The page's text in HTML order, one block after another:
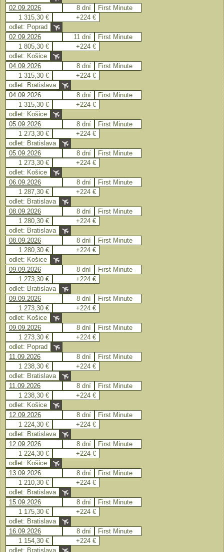
02.09.2026
8 dní
First Minute
1 315,30 €
+224 €
odlet: Poprad
02.09.2026
11 dní
First Minute
1 805,30 €
+224 €
odlet: Košice
04.09.2026
8 dní
First Minute
1 315,30 €
+224 €
odlet: Bratislava
04.09.2026
8 dní
First Minute
1 315,30 €
+224 €
odlet: Košice
05.09.2026
8 dní
First Minute
1 273,30 €
+224 €
odlet: Bratislava
05.09.2026
8 dní
First Minute
1 273,30 €
+224 €
odlet: Košice
06.09.2026
8 dní
First Minute
1 287,30 €
+224 €
odlet: Bratislava
08.09.2026
8 dní
First Minute
1 280,30 €
+224 €
odlet: Bratislava
08.09.2026
8 dní
First Minute
1 280,30 €
+224 €
odlet: Košice
09.09.2026
8 dní
First Minute
1 273,30 €
+224 €
odlet: Bratislava
09.09.2026
8 dní
First Minute
1 273,30 €
+224 €
odlet: Košice
09.09.2026
8 dní
First Minute
1 273,30 €
+224 €
odlet: Poprad
11.09.2026
8 dní
First Minute
1 238,30 €
+224 €
odlet: Bratislava
11.09.2026
8 dní
First Minute
1 238,30 €
+224 €
odlet: Košice
12.09.2026
8 dní
First Minute
1 224,30 €
+224 €
odlet: Bratislava
12.09.2026
8 dní
First Minute
1 224,30 €
+224 €
odlet: Košice
13.09.2026
8 dní
First Minute
1 210,30 €
+224 €
odlet: Bratislava
15.09.2026
8 dní
First Minute
1 175,30 €
+224 €
odlet: Bratislava
16.09.2026
8 dní
First Minute
1 154,30 €
+224 €
odlet: Bratislava